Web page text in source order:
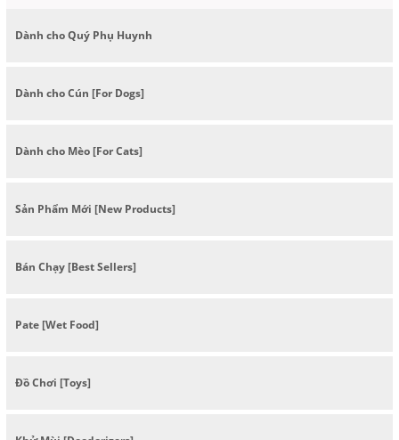
Dành cho Quý Phụ Huynh
Dành cho Cún [For Dogs]
Dành cho Mèo [For Cats]
Sản Phẩm Mới [New Products]
Bán Chạy [Best Sellers]
Pate [Wet Food]
Đồ Chơi [Toys]